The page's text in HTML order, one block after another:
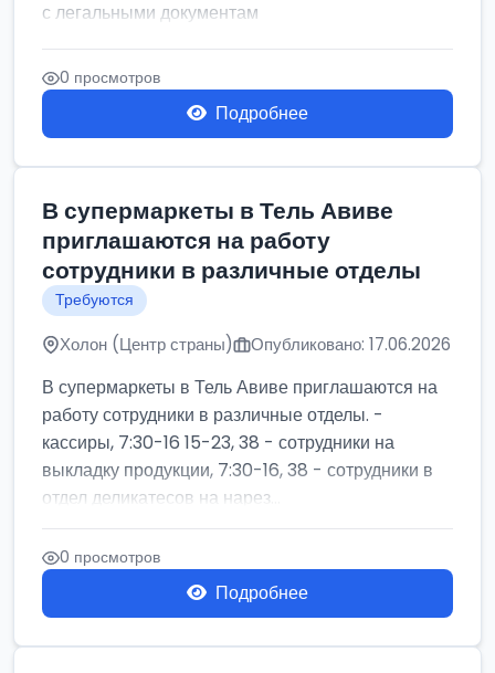
с легальными документам
0 просмотров
Подробнее
В супермаркеты в Тель Авиве
приглашаются на работу
сотрудники в различные отделы
Требуются
Холон (Центр страны) Опубликовано: 17.06.2026
В супермаркеты в Тель Авиве приглашаются на
работу сотрудники в различные отделы. -
кассиры, 7:30-16 15-23, 38 - сотрудники на
выкладку продукции, 7:30-16, 38 - сотрудники в
отдел деликатесов на нарез...
0 просмотров
Подробнее